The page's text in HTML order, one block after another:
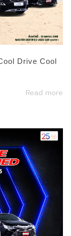
Drive Cool
Read more